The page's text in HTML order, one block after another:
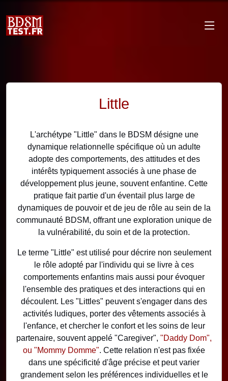
Little
L'archétype "Little" dans le BDSM désigne une
dynamique relationnelle spécifique où un adulte
adopte des comportements, des attitudes et des
intérêts typiquement associés à une phase de
développement plus jeune, souvent enfantine. Cette
pratique fait partie d'un éventail plus large de
dynamiques de pouvoir et de jeu de rôle au sein de la
communauté BDSM, offrant une exploration unique de
la vulnérabilité, du soin et de la protection.
Le terme "Little" est utilisé pour décrire non seulement
le rôle adopté par l'individu qui se livre à ces
comportements enfantins mais aussi pour évoquer
l'ensemble des pratiques et des interactions qui en
découlent. Les "Littles" peuvent s'engager dans des
activités ludiques, porter des vêtements associés à
l'enfance, et chercher le confort et les soins de leur
partenaire, souvent appelé "Caregiver", "Daddy Dom",
ou "Mommy Domme". Cette relation n'est pas fixée
dans une spécificité d'âge précise et peut varier
grandement selon les préférences individuelles et le